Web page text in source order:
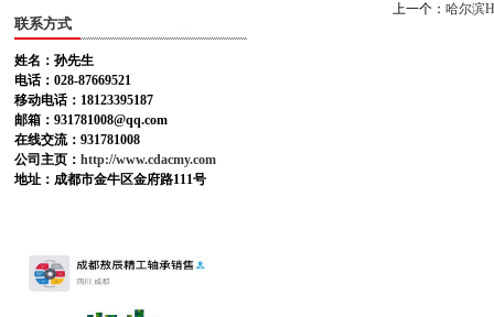
联系方式
姓名：孙先生
电话：028-87669521
移动电话：18123395187
邮箱：931781008@qq.com
在线交流：931781008
公司主页： http://www.cdacmy.com
地址：成都市金牛区金府路111号
上一个： 哈尔滨